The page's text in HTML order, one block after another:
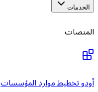
الخدمات
المنصات
أودو تخطيط موارد المؤسسات